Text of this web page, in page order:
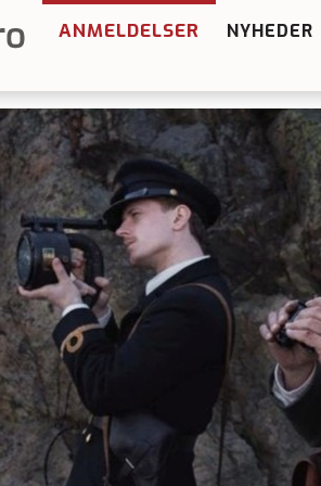
ANMELDELSER NYHEDER